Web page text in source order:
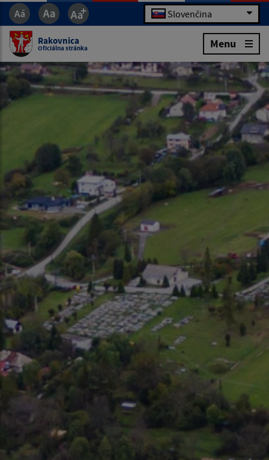
Slovenčina
Rakovnica
Oficiálna stránka Menu